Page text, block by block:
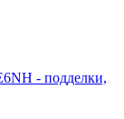
- подделки,